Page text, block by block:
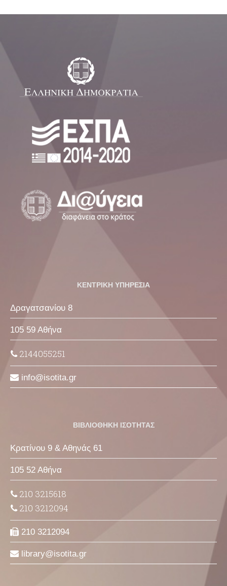
ΚΕΝΤΡΙΚΗ ΥΠΗΡΕΣΙΑ
Δραγατσανίου 8
105 59 Αθήνα
2144055251
info isotita gr
ΒΙΒΛΙΟΘΗΚΗ ΙΣΟΤΗΤΑΣ
Κρατίνου 9 & Αθηνάς 61
105 52 Αθήνα
210 3215618
210 3212094
210 3212094
library isotita gr